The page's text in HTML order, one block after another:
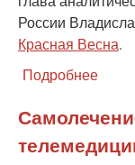
России
Красная Весна.
Подробнее
за